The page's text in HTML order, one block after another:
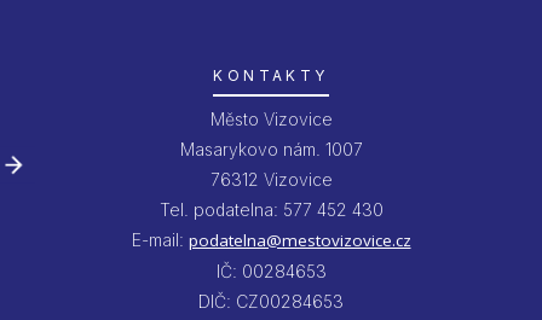
KONTAKTY
Město Vizovice
Masarykovo nám. 1007
76312 Vizovice
Tel. podatelna: 577 452 430
E-mail: podatelna@mestovizovice.cz
IČ: 00284653
DIČ: CZ00284653